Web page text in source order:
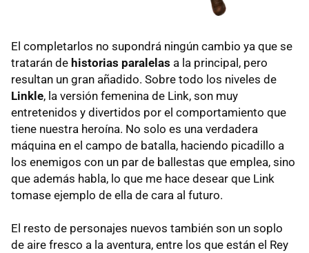
El completarlos no supondrá ningún cambio ya que se
tratarán de historias paralelas a la principal, pero
resultan un gran añadido. Sobre todo los niveles de
Linkle, la versión femenina de Link, son muy
entretenidos y divertidos por el comportamiento que
tiene nuestra heroína. No solo es una verdadera
máquina en el campo de batalla, haciendo picadillo a
los enemigos con un par de ballestas que emplea, sino
que además habla, lo que me hace desear que Link
tomase ejemplo de ella de cara al futuro.
El resto de personajes nuevos también son un soplo
de aire fresco a la aventura, entre los que están el Rey